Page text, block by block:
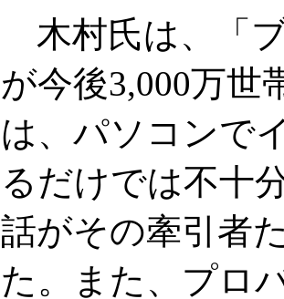
木村氏は、「
が今後3,000万世
は、パソコンで
るだけでは不十
話がその牽引者
た。また、プロ